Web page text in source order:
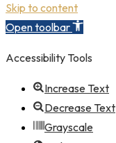
Skip to content
Open toolbar
Accessibility Tools
Increase Text
Decrease Text
Grayscale